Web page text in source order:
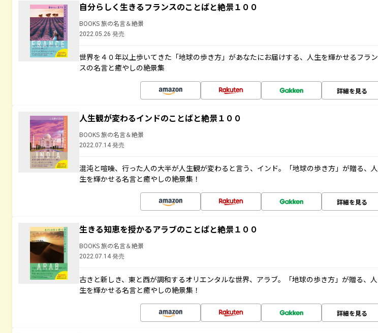
自分らしく生きるフランスのことばと絶景１００
BOOKS 旅の名言＆絶景
2022.05.26 発売
世界を４０年以上歩いてきた「地球の歩き方」があなたにお届けする、人生を輝かせるフラン
スの名言と癒やしの絶景集
詳細を見る
人生観が変わるインドのことばと絶景１００
BOOKS 旅の名言＆絶景
2022.07.14 発売
混沌と喧噪、行った人の大半が人生観が変わると言う、インド。「地球の歩き方」が贈る、人
生を輝かせる名言と癒やしの絶景集！
詳細を見る
生きる知恵を授かるアラブのことばと絶景１００
BOOKS 旅の名言＆絶景
2022.07.14 発売
古きと新しき、東と西が調和するオリエンタルな世界、アラブ。「地球の歩き方」が贈る、人
生を輝かせる名言と癒やしの絶景集！
詳細を見る